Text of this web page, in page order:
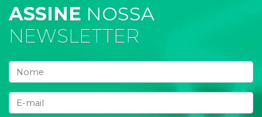
ASSINE NOSSA
NEWSLETTER